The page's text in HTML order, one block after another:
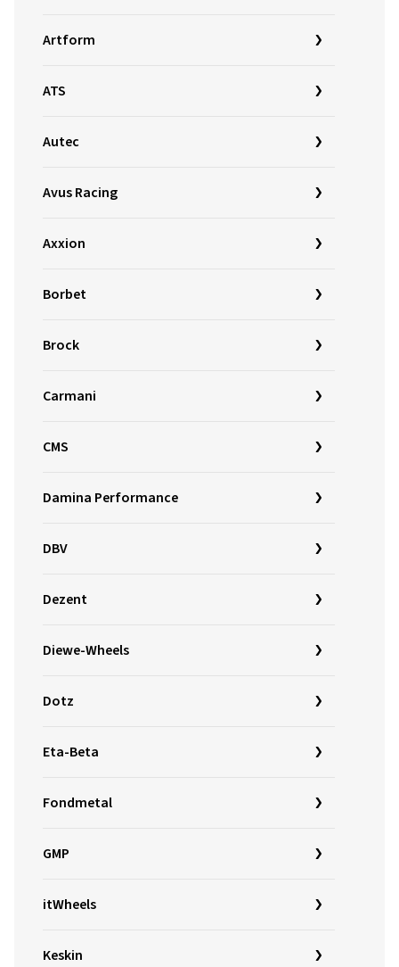
Artform
ATS
Autec
Avus Racing
Axxion
Borbet
Brock
Carmani
CMS
Damina Performance
DBV
Dezent
Diewe-Wheels
Dotz
Eta-Beta
Fondmetal
GMP
itWheels
Keskin